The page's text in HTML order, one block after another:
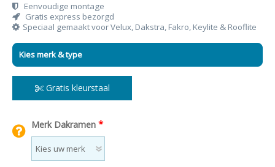
Eenvoudige montage
Gratis express bezorgd
Speciaal gemaakt voor Velux, Dakstra, Fakro, Keylite & Rooflite
Kies merk & type
Gratis kleurstaal
Merk Dakramen *